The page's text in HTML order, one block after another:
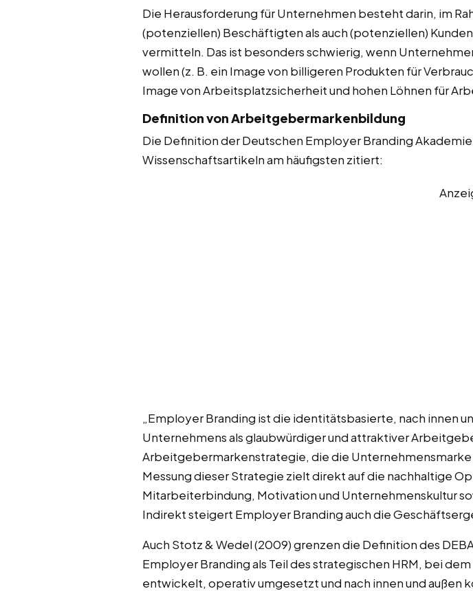
Die Herausforderung für Unternehmen besteht darin, im
(potenziellen) Beschäftigten als auch (potenziellen)
vermitteln. Das ist besonders schwierig, wenn
wollen (z. B. ein Image von billigeren Produkten für
Image von Arbeitsplatzsicherheit und hohen Löhnen für
Definition von Arbeitgebermarkenbildung
Die Definition der Deutschen Employer Branding Akademie
Wissenschaftsartikeln am häufigsten zitiert:
„Employer Branding ist die identitätsbasierte, nach innen
Unternehmens als glaubwürdiger und attraktiver
Arbeitgebermarkenstrategie, die die
Messung dieser Strategie zielt direkt auf die nachhaltige
Mitarbeiterbindung, Motivation und Unternehmenskultur
Indirekt steigert Employer Branding auch die
Auch Stotz & Wedel (2009) grenzen die Definition des
Employer Branding als Teil des strategischen HRM, bei
entwickelt, operativ umgesetzt und nach innen und außen